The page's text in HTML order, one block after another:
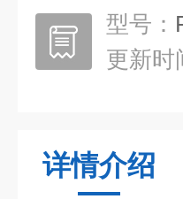
型号：
更新时
详情介绍